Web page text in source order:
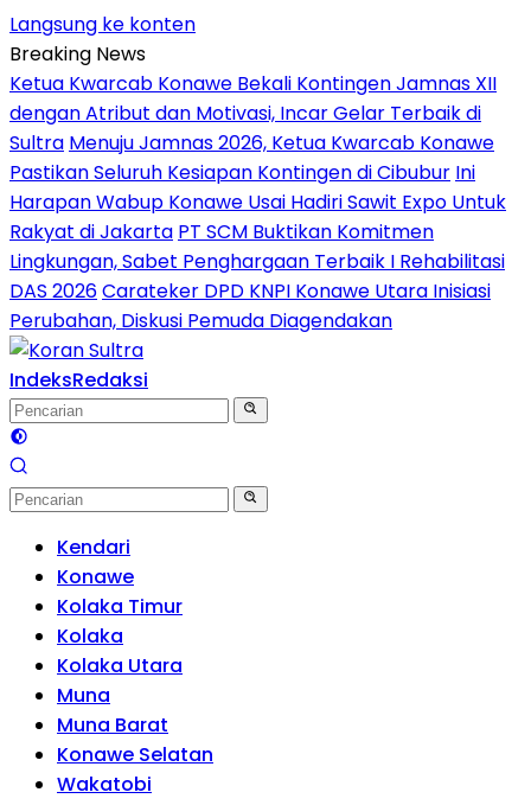
Langsung ke konten
Breaking News
Ketua Kwarcab Konawe Bekali Kontingen Jamnas XII
dengan Atribut dan Motivasi, Incar Gelar Terbaik di
Sultra Menuju Jamnas 2026, Ketua Kwarcab Konawe
Pastikan Seluruh Kesiapan Kontingen di Cibubur Ini
Harapan Wabup Konawe Usai Hadiri Sawit Expo Untuk
Rakyat di Jakarta PT SCM Buktikan Komitmen
Lingkungan, Sabet Penghargaan Terbaik I Rehabilitasi
DAS 2026Carateker DPD KNPI Konawe Utara Inisiasi
Perubahan, Diskusi Pemuda Diagendakan
IndeksRedaksi
Kendari
Konawe
Kolaka Timur
Kolaka
Kolaka Utara
Muna
Muna Barat
Konawe Selatan
Wakatobi